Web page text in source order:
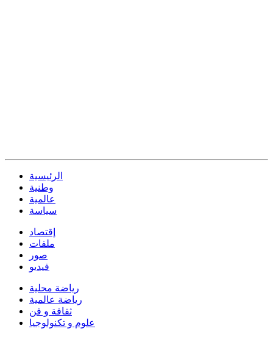
الرئيسية
وطنية
عالمية
سياسة
إقتصاد
ملفات
صور
فيديو
رياضة محلية
رياضة عالمية
ثقافة و فن
علوم و تكنولوجيا